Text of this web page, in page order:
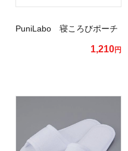
PuniLabo 寝ころびポーチ
1,210円